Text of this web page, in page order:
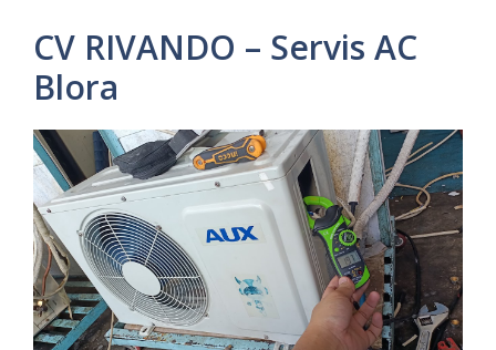
CV RIVANDO – Servis AC
Blora